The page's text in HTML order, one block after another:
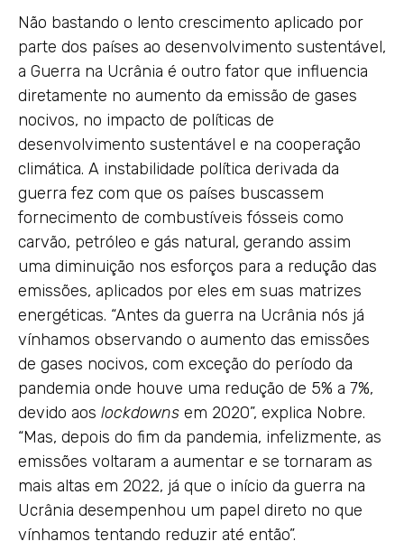
Não bastando o lento crescimento aplicado por
parte dos países ao desenvolvimento sustentável,
a Guerra na Ucrânia é outro fator que influencia
diretamente no aumento da emissão de gases
nocivos, no impacto de políticas de
desenvolvimento sustentável e na cooperação
climática. A instabilidade política derivada da
guerra fez com que os países buscassem
fornecimento de combustíveis fósseis como
carvão, petróleo e gás natural, gerando assim
uma diminuição nos esforços para a redução das
emissões, aplicados por eles em suas matrizes
energéticas. “Antes da guerra na Ucrânia nós já
vínhamos observando o aumento das emissões
de gases nocivos, com exceção do período da
pandemia onde houve uma redução de 5% a 7%,
devido aos lockdowns em 2020”, explica Nobre.
“Mas, depois do fim da pandemia, infelizmente, as
emissões voltaram a aumentar e se tornaram as
mais altas em 2022, já que o início da guerra na
Ucrânia desempenhou um papel direto no que
vínhamos tentando reduzir até então”.